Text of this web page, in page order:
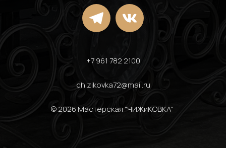
+7 961 782 2100
chizikovka72@mail.ru
© 2026 Мастерская "ЧИЖиКОВКА"